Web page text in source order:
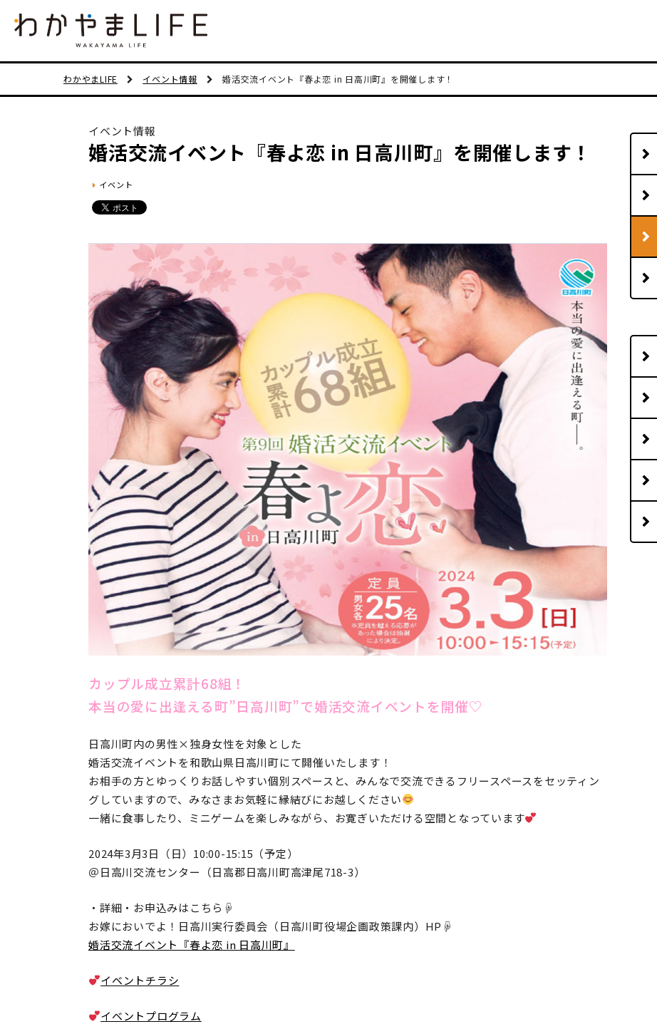
わかやまLIFE イベント情報 婚活交流イベント『春よ恋 in 日高川町』を開催します！
イベント情報
婚活交流イベント『春よ恋 in 日高川町』を開催します！
イベント
カップル成立累計68組！
本当の愛に出逢える町”日高川町”で婚活交流イベントを開催♡
日高川町内の男性× 独身女性を対象とした
婚活交流イベントを和歌山県日高川町にて開催いたします！
お相手の方とゆっくりお話しやすい個別スペースと、みんなで交流できるフリースペースをセッティン
グしていますので、みなさまお気軽に縁結びにお越しください
一緒に食事したり、ミニゲームを楽しみながら、お寛ぎいただける空間となっています
2024年3月3日（日）10:00-15:15（予定）
＠日高川交流センター（日高郡日高川町高津尾718-3）
・詳細・お申込みはこちら☟
お嫁においでよ！日高川実行委員会（日高川町役場企画政策課内） HP☟
婚活交流イベント『春よ恋 in 日高川町』
イベントチラシ
イベントプログラム